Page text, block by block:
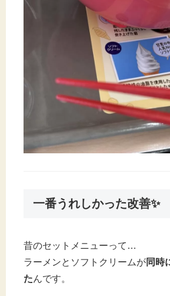
一番うれしかった改善✨
昔のセットメニューって…
ラーメンとソフトクリームが同時
たんです。